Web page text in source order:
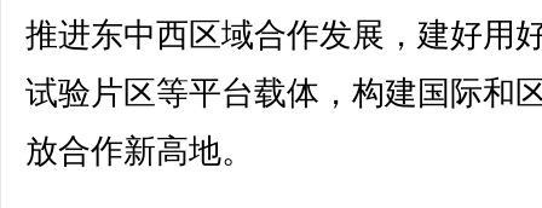
推进东中西区域合作发展，建好用
试验片区等平台载体，构建国际和
放合作新高地。